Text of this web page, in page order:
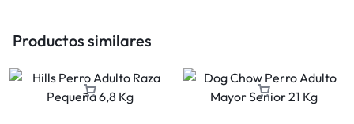
Productos similares